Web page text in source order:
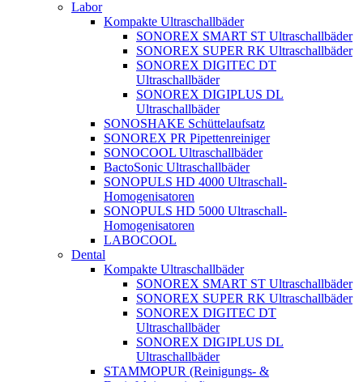
Labor
Kompakte Ultraschallbäder
SONOREX SMART ST Ultraschallbäder
SONOREX SUPER RK Ultraschallbäder
SONOREX DIGITEC DT
Ultraschallbäder
SONOREX DIGIPLUS DL
Ultraschallbäder
SONOSHAKE Schüttelaufsatz
SONOREX PR Pipettenreiniger
SONOCOOL Ultraschallbäder
BactoSonic Ultraschallbäder
SONOPULS HD 4000 Ultraschall-
Homogenisatoren
SONOPULS HD 5000 Ultraschall-
Homogenisatoren
LABOCOOL
Dental
Kompakte Ultraschallbäder
SONOREX SMART ST Ultraschallbäder
SONOREX SUPER RK Ultraschallbäder
SONOREX DIGITEC DT
Ultraschallbäder
SONOREX DIGIPLUS DL
Ultraschallbäder
STAMMOPUR (Reinigungs- &